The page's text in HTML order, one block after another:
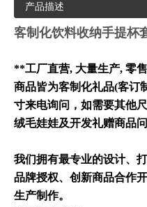
产品描述
客制化饮料收纳手提杯
**工厂直营, 大量生产, 零
商品皆为客制化礼品(客订
寸来电询问，如需要其他
绒毛娃娃及开发礼赠商品
我们拥有最专业的设计、
品牌授权、创新商品合作
生产制作。